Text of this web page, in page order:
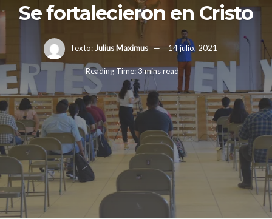
Se fortalecieron en Cristo
Texto: Julius Maximus 14 julio, 2021
Reading Time: 3 mins read